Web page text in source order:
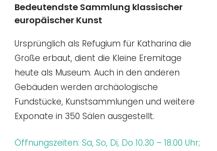
Bedeutendste Sammlung klassischer
europäischer Kunst
Ursprünglich als Refugium für Katharina die
Große erbaut, dient die Kleine Eremitage
heute als Museum. Auch in den anderen
Gebäuden werden archäologische
Fundstücke, Kunstsammlungen und weitere
Exponate in 350 Sälen ausgestellt.
Öffnungszeiten: Sa, So, Di, Do 10.30 – 18.00 Uhr;